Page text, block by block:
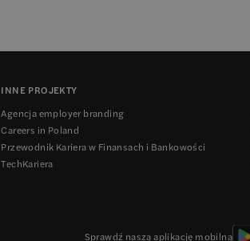
INNE PROJEKTY
Agencja employer branding
Careers in Poland
Przewodnik Kariera w Finansach i Bankowości
TechKariera
Sprawdź naszą aplikację mobilną